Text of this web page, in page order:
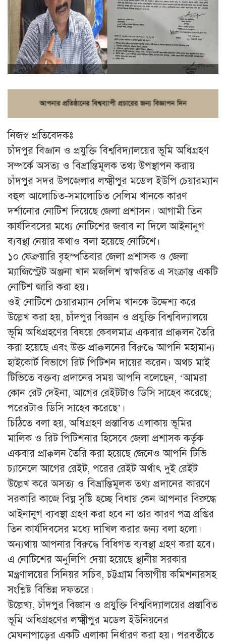
নিজস্ব প্রতিবেদকঃ
চাঁদপুর বিজ্ঞান ও প্রযুক্তি বিশ্ববিদ্যালয়ের ভূমি অধিগ্রহণ
সম্পর্কে অসত্য ও বিভ্রান্তিমূলক তথ্য উপস্থাপন করায়
চাঁদপুর সদর উপজেলার লক্ষ্মীপুর মডেল ইউপি চেয়ারম্যান
বহুল আলোচিত-সমালোচিত সেলিম খানকে কারণ
দর্শানোর নোটিশ দিয়েছে জেলা প্রশাসন। আগামী তিন
কার্যদিবসের মধ্যে নোটিশের জবাব না দিলে আইনানুগ
ব্যবস্থা নেয়ার কথাও বলা হয়েছে নোটিশে।
১০ ফেব্রুয়ারি বৃহস্পতিবার জেলা প্রশাসক ও জেলা
ম্যাজিস্ট্রেট অঞ্জনা খান মজলিশ স্বাক্ষরিত এ সংক্রান্ত একটি
নোটিশ জারি করা হয়।
ওই নোটিশে চেয়ারম্যান সেলিম খানকে উদ্দেশ্য করে
উল্লেখ করা হয়, চাঁদপুর বিজ্ঞান ও প্রযুক্তি বিশ্ববিদ্যালয়ে
ভূমি অধিগ্রহণের বিষয়ে কেবলমাত্র একবার প্রাক্কলন তৈরি
করা হয়েছে এবং উক্ত প্রাক্কলনের বিরুদ্ধে আপনি মহামান্য
হাইকোর্ট বিভাগে রিট পিটিশন দায়ের করেন। অথচ মাই
টিভিতে বক্তব্য প্রদানের সময় আপনি বলেছেন, ‘আমরা
কোন রেট দেইনা, আগের রেইটটাও ডিসি সাহেব করেছে;
পরেরটাও ডিসি সাহেব করেছে’।
চিঠিতে বলা হয়, অধিগ্রহণ প্রস্তাবিত এলাকায় ভূমির
মালিক ও রিট পিটিশনার হিসেবে জেলা প্রশাসক কর্তৃক
একবার প্রাক্কলন তৈরি করা হয়েছে জেনেও আপনি টিভি
চ্যানেলে আগের রেইট, পরের রেইট অর্থাৎ দুই রেইট
উল্লেখ করে অসত্য ও বিভ্রান্তিমূলক তথ্য প্রদানের কারণে
সরকারি কাজে বিঘ্ন সৃষ্টি হচ্ছে বিধায় কেন আপনার বিরুদ্ধে
আইনানুগ ব্যবস্থা গ্রহণ করা হবে না তার কারণ পত্র প্রপ্তির
তিন কার্যদিবসের মধ্যে দাখিল করার জন্য বলা হলো।
অন্যথায় আপনার বিরুদ্ধে বিধিগত ব্যবস্থা গ্রহণ করা হবে।
এ নোটিশের অনুলিপি দেয়া হয়েছে স্থানীয় সরকার
মন্ত্রণালয়ের সিনিয়র সচিব, চট্টগ্রাম বিভাগীয় কমিশনারসহ
সংশ্লিষ্ট বিভিন্ন দফতরে।
উল্লেখ্য, চাঁদপুর বিজ্ঞান ও প্রযুক্তি বিশ্ববিদ্যালয়ের প্রস্তাবিত
ভূমি অধিগ্রহণের লক্ষ্মীপুর মডেল ইউনিয়নের
মেঘনাপাড়ের একটি এলাকা নির্ধারণ করা হয়। পরবর্তীতে